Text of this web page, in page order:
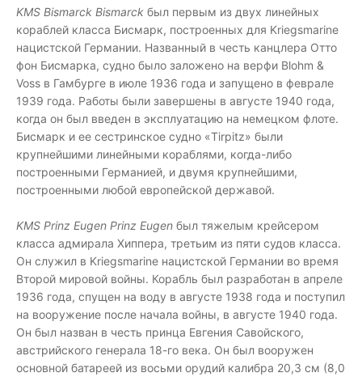
KMS Bismarck Bismarck был первым из двух линейных
кораблей класса Бисмарк, построенных для Kriegsmarine
нацистской Германии. Названный в честь канцлера Отто
фон Бисмарка, судно было заложено на верфи Blohm &
Voss в Гамбурге в июле 1936 года и запущено в феврале
1939 года. Работы были завершены в августе 1940 года,
когда он был введен в эксплуатацию на немецком флоте.
Бисмарк и ее сестринское судно «Tirpitz» были
крупнейшими линейными кораблями, когда-либо
построенными Германией, и двумя крупнейшими,
построенными любой европейской державой.
KMS Prinz Eugen Prinz Eugen был тяжелым крейсером
класса адмирала Хиппера, третьим из пяти судов класса.
Он служил в Kriegsmarine нацистской Германии во время
Второй мировой войны. Корабль был разработан в апреле
1936 года, спущен на воду в августе 1938 года и поступил
на вооружение после начала войны, в августе 1940 года.
Он был назван в честь принца Евгения Савойского,
австрийского генерала 18-го века. Он был вооружен
основной батареей из восьми орудий калибра 20,3 см (8,0